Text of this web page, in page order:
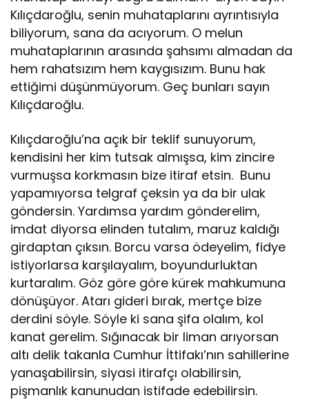
Kılıçdaroğlu, senin muhataplarını ayrıntısıyla
biliyorum, sana da acıyorum. O melun
muhataplarının arasında şahsımı almadan da
hem rahatsızım hem kaygısızım. Bunu hak
ettiğimi düşünmüyorum. Geç bunları sayın
Kılıçdaroğlu.
Kılıçdaroğlu’na açık bir teklif sunuyorum,
kendisini her kim tutsak almışsa, kim zincire
vurmuşsa korkmasın bize itiraf etsin. Bunu
yapamıyorsa telgraf çeksin ya da bir ulak
göndersin. Yardımsa yardım gönderelim,
imdat diyorsa elinden tutalım, maruz kaldığı
girdaptan çıksın. Borcu varsa ödeyelim, fidye
istiyorlarsa karşılayalım, boyundurluktan
kurtaralım. Göz göre göre kürek mahkumuna
dönüşüyor. Atarı gideri bırak, mertçe bize
derdini söyle. Söyle ki sana şifa olalım, kol
kanat gerelim. Sığınacak bir liman arıyorsan
altı delik takanla Cumhur İttifakı’nın sahillerine
yanaşabilirsin, siyasi itirafçı olabilirsin,
pişmanlık kanunudan istifade edebilirsin.